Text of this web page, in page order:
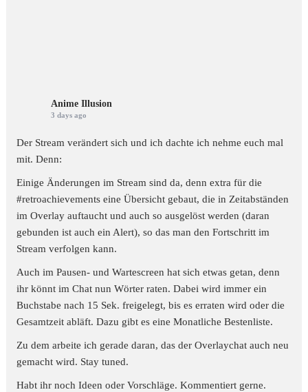
Anime Illusion
3 days ago
Der Stream verändert sich und ich dachte ich nehme euch mal
mit. Denn:
Einige Änderungen im Stream sind da, denn extra für die
#retroachievements eine Übersicht gebaut, die in Zeitabständen
im Overlay auftaucht und auch so ausgelöst werden (daran
gebunden ist auch ein Alert), so das man den Fortschritt im
Stream verfolgen kann.
Auch im Pausen- und Wartescreen hat sich etwas getan, denn
ihr könnt im Chat nun Wörter raten. Dabei wird immer ein
Buchstabe nach 15 Sek. freigelegt, bis es erraten wird oder die
Gesamtzeit abläft. Dazu gibt es eine Monatliche Bestenliste.
Zu dem arbeite ich gerade daran, das der Overlaychat auch neu
gemacht wird. Stay tuned.
Habt ihr noch Ideen oder Vorschläge. Kommentiert gerne.